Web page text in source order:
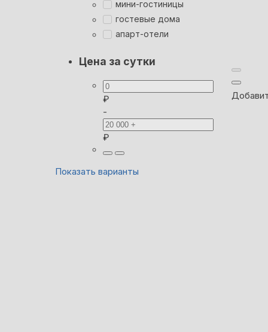
мини-гостиницы
гостевые дома
апарт-отели
Цена за сутки
₽
-
₽
Показать варианты